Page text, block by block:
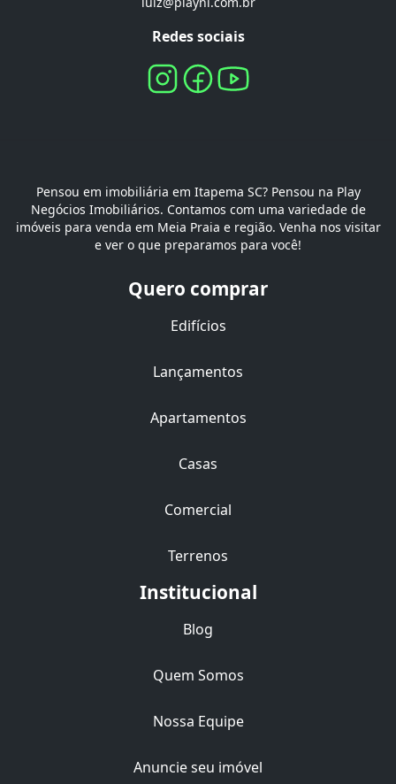
Redes sociais
Pensou em imobiliária em Itapema SC? Pensou na Play
Negócios Imobiliários. Contamos com uma variedade de
imóveis para venda em Meia Praia e região. Venha nos visitar
e ver o que preparamos para você!
Quero comprar
Edifícios
Lançamentos
Apartamentos
Casas
Comercial
Terrenos
Institucional
Blog
Quem Somos
Nossa Equipe
Anuncie seu imóvel